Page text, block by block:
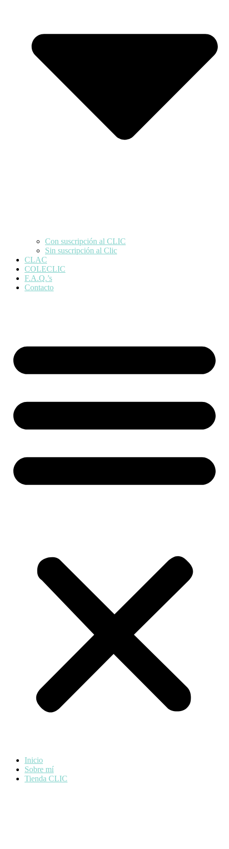
Con suscripción al CLIC
Sin suscripción al Clic
CLAC
COLECLIC
F.A.Q.’s
Contacto
Inicio
Sobre mí
Tienda CLIC